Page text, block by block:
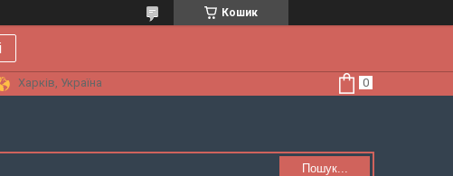
Кошик
Харків, Україна
Пошук...